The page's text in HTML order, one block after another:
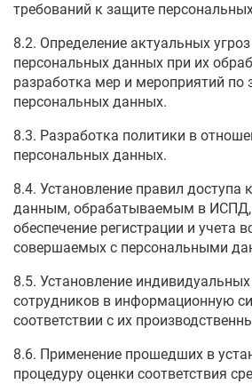
требований к защите
8.2. Определение актуальных
персональных данных при их
разработка мер и мероприятий по
персональных данных.
8.3. Разработка политики в
персональных данных.
8.4. Установление правил доступа
данным, обрабатываемым в ИСПД,
обеспечение регистрации и учета
совершаемых с персональными
8.5. Установление
сотрудников в информационную
соответствии с их
8.6. Применение прошедших в
процедуру оценки соответствия